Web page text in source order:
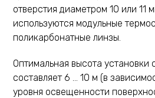
отверстия диаметром 10 или 11
используются модульные
поликарбонатные линзы.
Оптимальная высота установки
составляет 6 … 10 м (в
уровня освещенности